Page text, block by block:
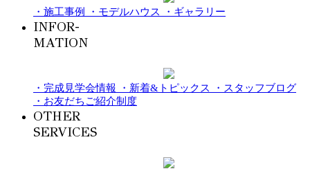
・施工事例 ・モデルハウス ・ギャラリー
INFOR-
MATION
・完成見学会情報 ・新着&トピックス
・スタッフブログ
・お友だちご紹介制度
OTHER
SERVICES